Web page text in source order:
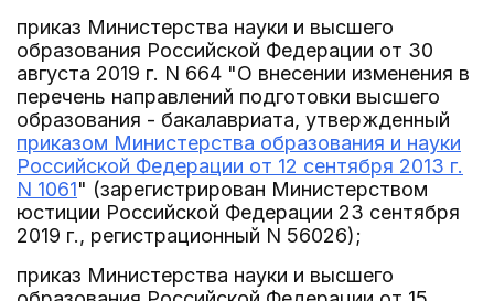
приказ Министерства науки и высшего
образования Российской Федерации от 30
августа 2019 г. N 664 "О внесении изменения в
перечень направлений подготовки высшего
образования - бакалавриата, утвержденный
приказом Министерства образования и науки
Российской Федерации от 12 сентября 2013 г.
N 1061" (зарегистрирован Министерством
юстиции Российской Федерации 23 сентября
2019 г., регистрационный N 56026);
приказ Министерства науки и высшего